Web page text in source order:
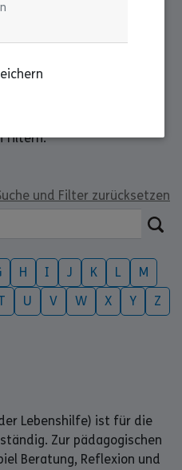
FSJ und
du alles rund um
Du kannst auch oben in
filtern.
und Filter zurücksetzen
H I J K L
M
U V W X Y Z
Lebenshilfe) ist für die
Zur pädagogischen
Beratung, Reflexion und